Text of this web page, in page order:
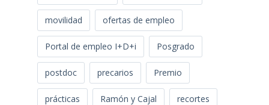
movilidad ofertas de empleo
Portal de empleo I+D+i Posgrado
postdoc precarios Premio
prácticas Ramón y Cajal recortes